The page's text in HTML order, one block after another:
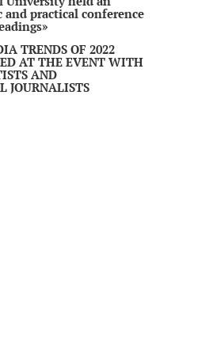
practical conference
TRENDS OF 2022
AT THE EVENT WITH
AND
JOURNALISTS